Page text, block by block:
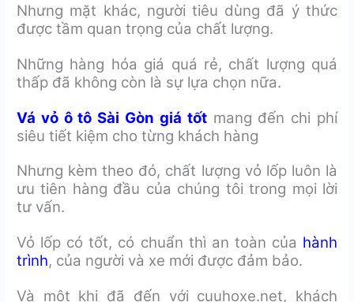
Nhưng mặt khác, người tiêu dùng đã ý thức
được tầm quan trọng của chất lượng.
Những hàng hóa giá quá rẻ, chất lượng quá
thấp đã không còn là sự lựa chọn nữa.
Vá vỏ ô tô Sài Gòn giá tốtmang đến chi phí
siêu tiết kiệm cho từng khách hàng
Nhưng kèm theo đó, chất lượng vỏ lốp luôn là
ưu tiên hàng đầu của chúng tôi trong mọi lời
tư vấn.
Vỏ lốp có tốt, có chuẩn thì an toàn của hành
trình, của người và xe mới được đảm bảo.
Và một khi đã đến với cuuhoxe.net, khách